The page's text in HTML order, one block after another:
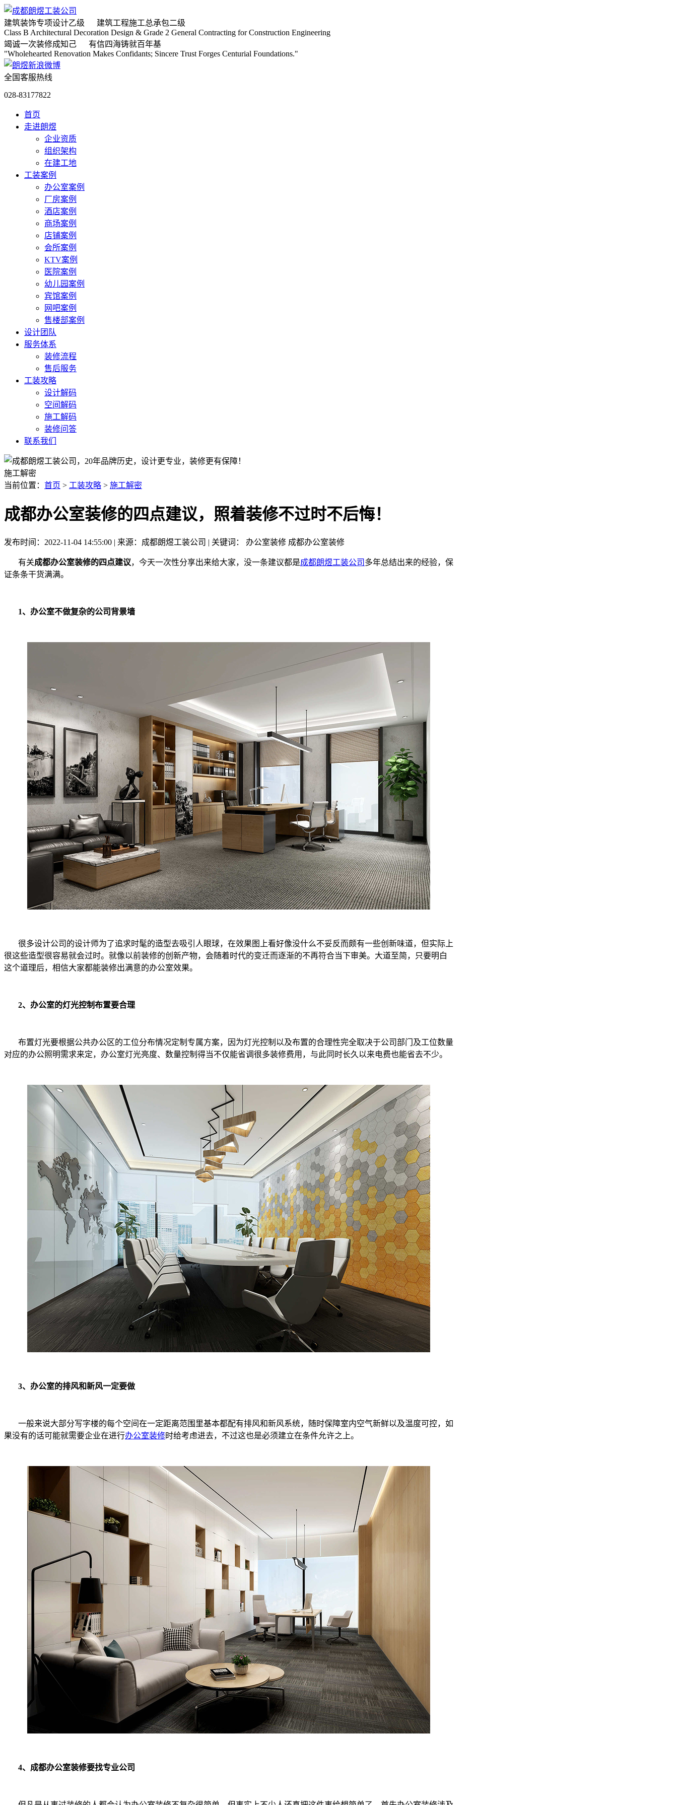
建筑装饰专项设计乙级 建筑工程施工总承包二级
Class B Architectural Decoration Design & Grade 2 General Contracting for Construction Engineering
竭诚一次装修成知己 有信四海铸就百年基
"Wholehearted Renovation Makes Confidants; Sincere Trust Forges Centurial Foundations."
全国客服热线
028-83177822
首页
走进朗煜
企业资质
组织架构
在建工地
工装案例
办公室案例
厂房案例
酒店案例
商场案例
店铺案例
会所案例
KTV案例
医院案例
幼儿园案例
宾馆案例
网吧案例
售楼部案例
设计团队
服务体系
装修流程
售后服务
工装攻略
设计解码
空间解码
施工解码
装修问答
联系我们
施工解密
当前位置： 首页 > 工装攻略 > 施工解密
成都办公室装修的四点建议，照着装修不过时不后悔！
发布时间：2022-11-04 14:55:00 | 来源：成都朗煜工装公司 | 关键词： 办公室装修 成都办公室装修
有关成都办公室装修的四点建议，今天一次性分享出来给大家，没一条建议都是成都朗煜工装公司 多年总结出来的经验，保
证条条干货满满。
1、办公室不做复杂的公司背景墙
很多设计公司的设计师为了追求时髦的造型去吸引人眼球，在效果图上看好像没什么不妥反而颇有一些创新味道，但实际上
很这些造型很容易就会过时。就像以前装修的创新产物，会随着时代的变迁而逐渐的不再符合当下审美。大道至简，只要明白
这个道理后，相信大家都能装修出满意的办公室效果。
2、办公室的灯光控制布置要合理
布置灯光要根据公共办公区的工位分布情况定制专属方案，因为灯光控制以及布置的合理性完全取决于公司部门及工位数量
对应的办公照明需求来定，办公室灯光亮度、数量控制得当不仅能省调很多装修费用，与此同时长久以来电费也能省去不少。
3、办公室的排风和新风一定要做
一般来说大部分写字楼的每个空间在一定距离范围里基本都配有排风和新风系统，随时保障室内空气新鲜以及温度可控，如
果没有的话可能就需要企业在进行办公室装修时给考虑进去，不过这也是必须建立在条件允许之上。
4、成都办公室装修要找专业公司